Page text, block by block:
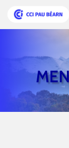
Besoins
Articles